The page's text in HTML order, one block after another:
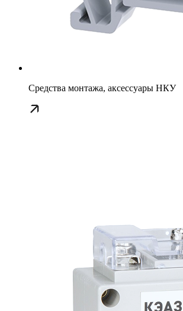
Средства монтажа, аксессуары НКУ